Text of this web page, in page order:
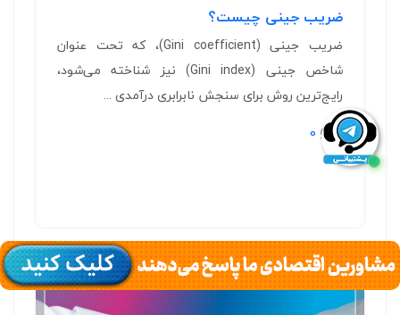
ضریب جینی چیست؟
ضریب جینی (Gini coefficient)، که تحت عنوان
شاخص جینی (Gini index) نیز شناخته می‌شود،
رایج‌ترین روش برای سنجش نابرابری درآمدی ...
0